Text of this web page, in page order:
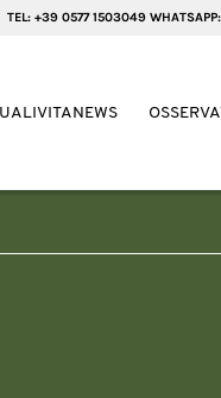
TEL: +39 0577 1503049